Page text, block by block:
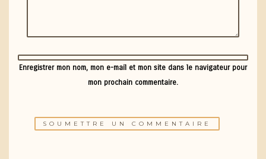
Enregistrer mon nom, mon e-mail et mon site dans le navigateur pour
mon prochain commentaire.